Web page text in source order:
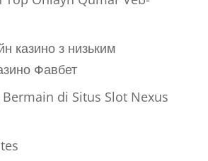
казино з низьким
Фавбет
di Situs Slot Nexus